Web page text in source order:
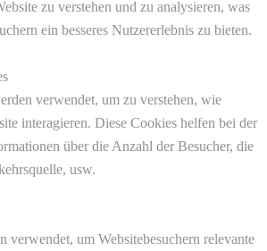
zu verstehen und zu analysieren, was
ein besseres Nutzererlebnis zu bieten.
verwendet, um zu verstehen, wie
interagieren. Diese Cookies helfen bei der
über die Anzahl der Besucher, die
usw.
verwendet, um Websitebesuchern relevante